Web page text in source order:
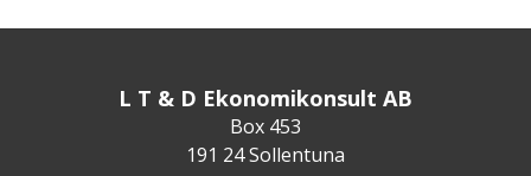
L T & D Ekonomikonsult AB
Box 453
191 24 Sollentuna